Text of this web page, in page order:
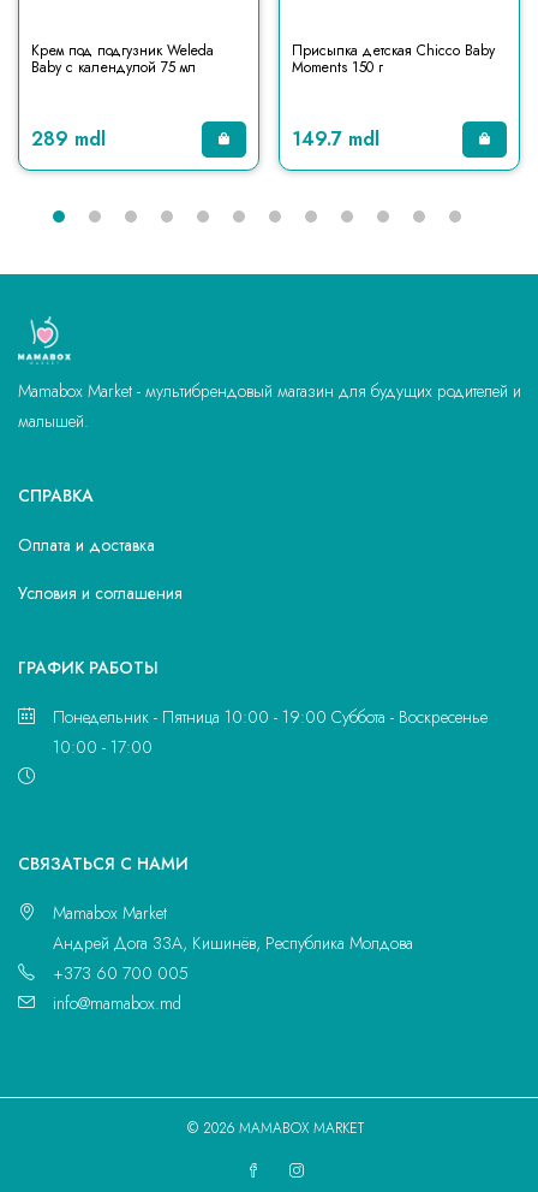
Крем под подгузник Weleda
Baby с календулой 75 мл
289 mdl
Присыпка детская Chicco Baby
Moments 150 г
149.7 mdl
Mamabox Market - мультибрендовый магазин для будущих родителей и
малышей.
СПРАВКА
Оплата и доставка
Условия и соглашения
ГРАФИК РАБОТЫ
Понедельник - Пятница 10:00 - 19:00 Суббота - Воскресенье
10:00 - 17:00
CВЯЗАТЬСЯ С НАМИ
Mamabox Market
Андрей Дога 33A, Кишинёв, Республика Молдова
+373 60 700 005
info@mamabox.md
© 2026 MAMABOX MARKET